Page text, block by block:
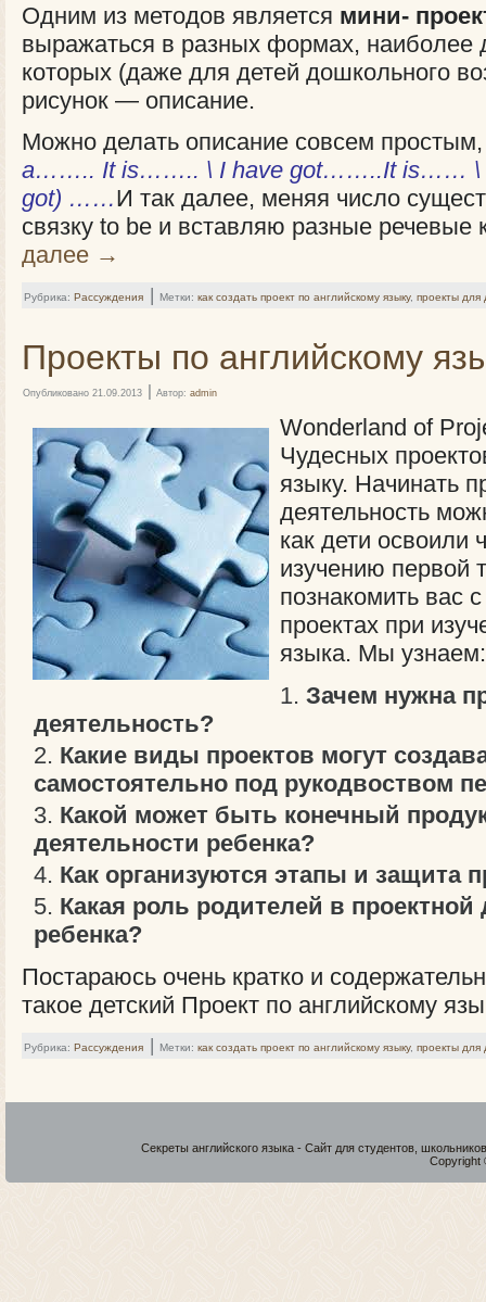
Одним из методов является мини-
выражаться в разных формах, наиболее
которых (даже для детей дошкольного
рисунок — описание.
Можно делать описание совсем
a…….. It is…….. \ I have got……..It is…… \
got) ……И так далее, меняя число
связку to be и вставляю разные речевые
далее →
Рубрика: Рассуждения | Метки: как создать проект по английскому языку, проекты для
Проекты по английскому
Опубликовано 21.09.2013 | Автор: admin
Wonderland of
Чудесных
языку. Начинать
деятельность
как дети освоили
изучению первой
познакомить вас
проектах при
языка. Мы узнаем:
Зачем нужна
деятельность?
Какие виды проектов могут
самостоятельно под рукодвоством
Какой может быть конечный
деятельности ребенка?
Как организуются этапы и защита
Какая роль родителей в проектной
ребенка?
Постараюсь очень кратко и
такое детский Проект по английскому
Рубрика: Рассуждения | Метки: как создать проект по английскому языку, проекты для
Секреты английского языка - Сайт для студентов,
Copyright